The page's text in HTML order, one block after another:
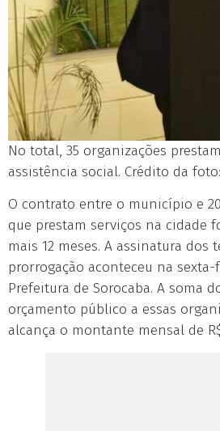
No total, 35 organizações
assistência social. Crédito da
O contrato entre o município e
que prestam serviços na cidade
mais 12 meses. A assinatura dos
prorrogação aconteceu na
Prefeitura de Sorocaba. A soma
orçamento público a essas
alcança o montante mensal de